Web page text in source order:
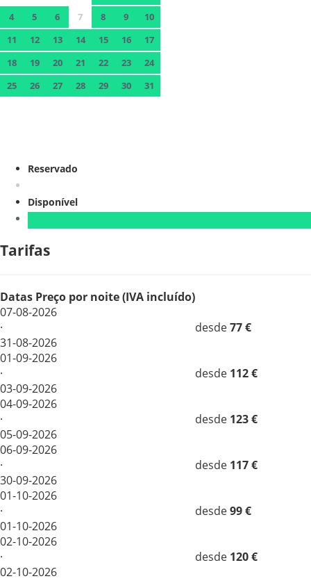
4
5 6 7 8 9
10
11
12 13 14 15 16
17
18
19 20 21 22 23
24
25
26 27 28 29 30 31
Reservado
Disponível
Tarifas
Datas Preço por noite (IVA incluído)
07-08-2026
·
31-08-2026
desde77 €
01-09-2026
·
03-09-2026
desde 112 €
04-09-2026
·
05-09-2026
desde 123 €
06-09-2026
·
30-09-2026
desde 117 €
01-10-2026
·
01-10-2026
desde99 €
02-10-2026
·
02-10-2026
desde 120 €